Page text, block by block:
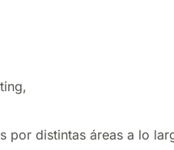
por distintas áreas a lo